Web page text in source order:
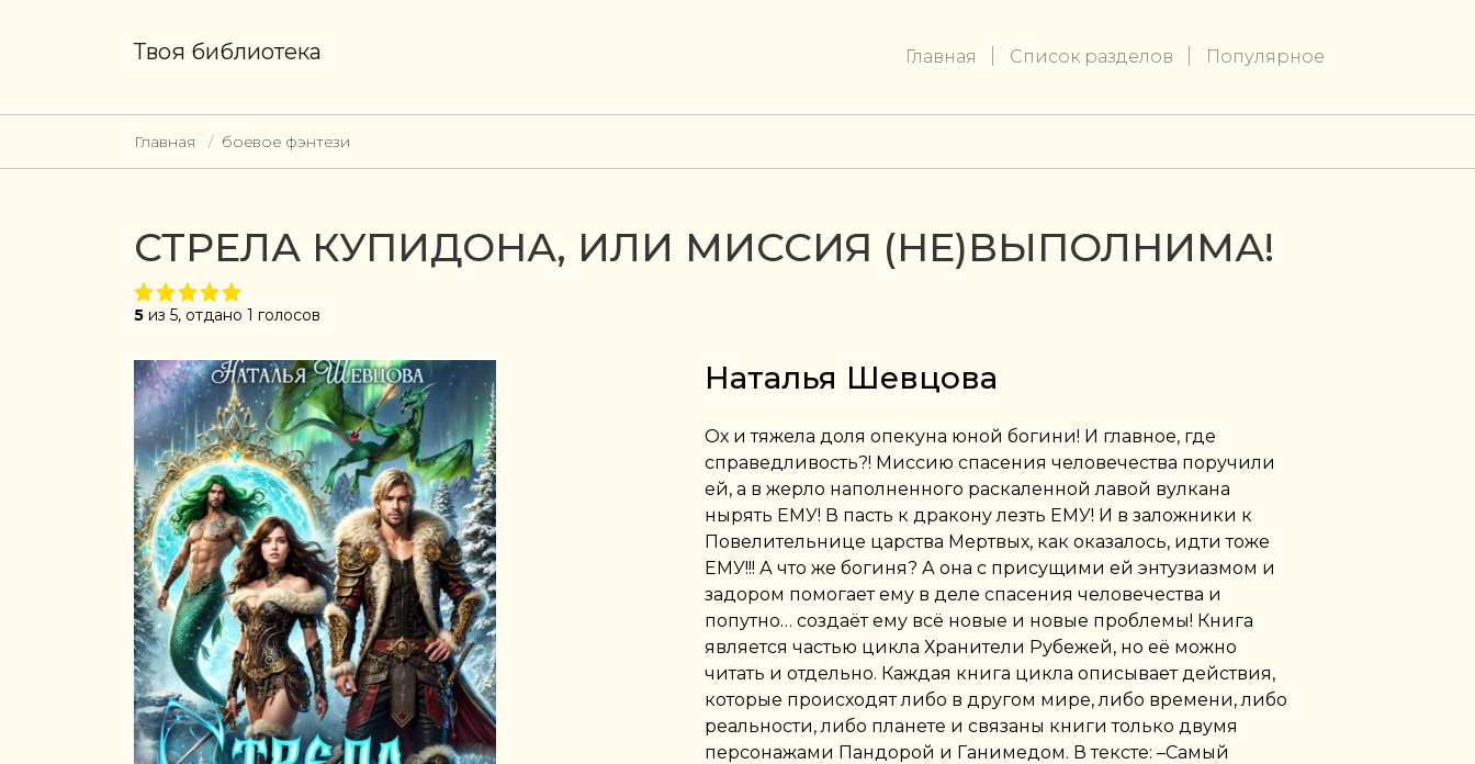
Твоя библиотека Главная Список разделов Популярное
Главная боевое фэнтези
СТРЕЛА КУПИДОНА, ИЛИ МИССИЯ (НЕ)ВЫПОЛНИМА!
5 из 5, отдано 1 голосов
Наталья Шевцова
Ох и тяжела доля опекуна юной богини! И главное, где
справедливость?! Миссию спасения человечества поручили
ей, а в жерло наполненного раскаленной лавой вулкана
нырять ЕМУ! В пасть к дракону лезть ЕМУ! И в заложники к
Повелительнице царства Мертвых, как оказалось, идти тоже
ЕМУ!!! А что же богиня? А она с присущими ей энтузиазмом и
задором помогает ему в деле спасения человечества и
попутно… создаёт ему всё новые и новые проблемы! Книга
является частью цикла Хранители Рубежей, но её можно
читать и отдельно. Каждая книга цикла описывает действия,
которые происходят либо в другом мире, либо времени, либо
реальности, либо планете и связаны книги только двумя
персонажами Пандорой и Ганимедом. В тексте: –Самый